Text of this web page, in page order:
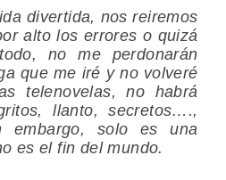
divertida, nos reiremos
alto los errores o quizá
no me perdonarán
que me iré y no volveré
telenovelas, no habrá
llanto, secretos….,
embargo, solo es una
es el fin del mundo.